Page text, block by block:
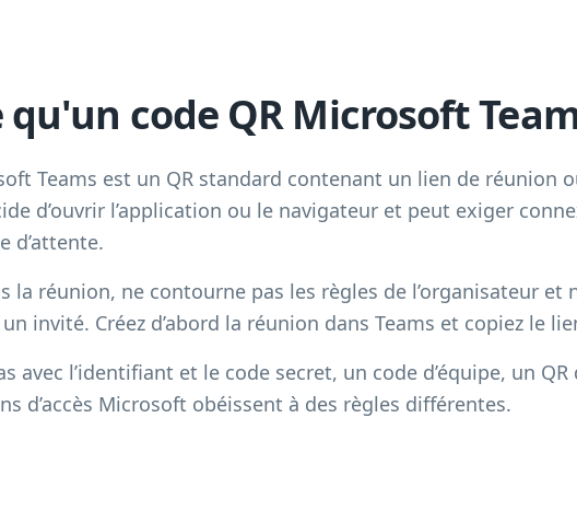
code QR Microsoft
Teams est un QR standard contenant un lien de réunion
d’ouvrir l’application ou le navigateur et peut exiger
d’attente.
la réunion, ne contourne pas les règles de l’organisateur et
invité. Créez d’abord la réunion dans Teams et copiez le
avec l’identifiant et le code secret, un code d’équipe, un
d’accès Microsoft obéissent à des règles différentes.